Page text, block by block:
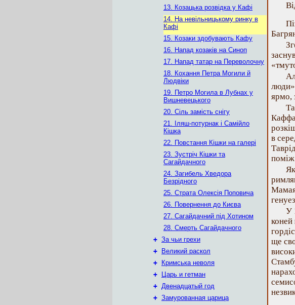
13. Козацька розвідка у Кафі
14. На невільницькому ринку в
Кафі
15. Козаки здобувають Кафу
16. Напад козаків на Синоп
17. Напад татар на Переволочну
18. Кохання Петра Могили й
Людвіки
19. Петро Могила в Лубнах у
Вишневецького
20. Сіль замість снігу
21. Іляш-потурнак і Самійло
Кішка
22. Повстання Кішки на галері
23. Зустріч Кішки та
Сагайдачного
24. Загибель Хведора
Безрідного
25. Страта Олексія Поповича
26. Повернення до Києва
27. Сагайдачний під Хотином
28. Смерть Сагайдачного
+ За чьи грехи
+
Великий раскол
+
Кримська неволя
+
Царь и гетман
+ Двенадцатый год
+ Замурованная царица
ярмо,
в
поміж
У
коней
ще